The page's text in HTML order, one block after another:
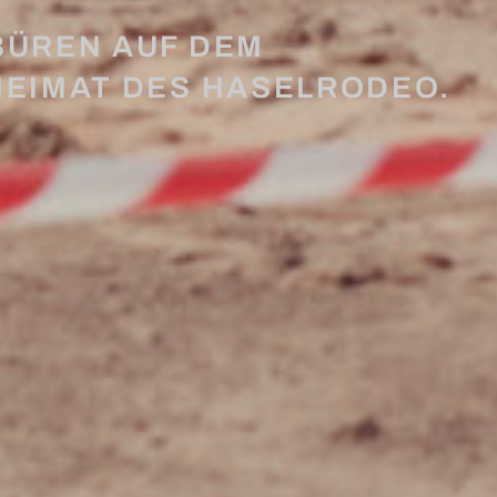
AUF DEM
DES HASELRODEO.